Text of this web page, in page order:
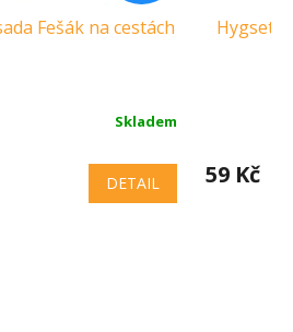
Fešák na cestách
Skladem
DETAIL
Hygset
59 Kč